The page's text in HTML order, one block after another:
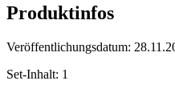
Produktinfos
Veröffentlichungsdatum:
Set-Inhalt: 1